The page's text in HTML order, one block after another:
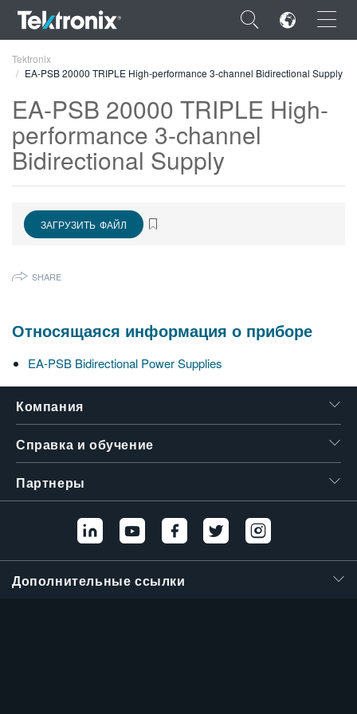
×
ENGLISH
FRANÇAIS
简体中文
한국어
繁體中文
Tektronix
EA-PSB 20000 TRIPLE High-performance 3-channel Bidirectional Supply
EA-PSB 20000 TRIPLE High-
performance 3-channel
Bidirectional Supply
ЗАГРУЗИТЬ ФАЙЛ
SHARE
Относящаяся информация о приборе
EA-PSB Bidirectional Power Supplies
Компания
Справка и обучение
Партнеры
Дополнительные ссылки